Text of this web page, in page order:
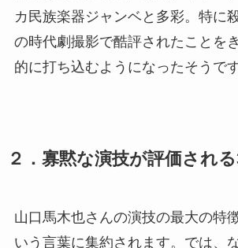
カ民族楽器ジャンベと多彩。特に
の時代劇撮影で酷評されたことを
的に打ち込むようになったそうです
２．寡黙な演技が評価され
山口馬木也さんの演技の最大の特
いう言葉に集約されます。では、